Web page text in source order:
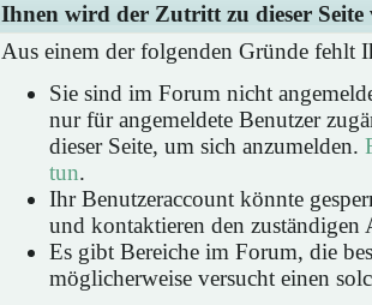
Ihnen wird der Zutritt zu dieser Seite
Aus einem der folgenden Gründe fehlt
Sie sind im Forum nicht
nur für angemeldete Benutzer
dieser Seite, um sich anzumelden.
tun.
Ihr Benutzeraccount könnte
und kontaktieren den zuständigen
Es gibt Bereiche im Forum, die
möglicherweise versucht einen